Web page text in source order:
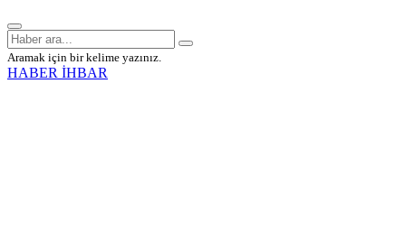
Aramak için bir kelime yazınız.
HABER İHBAR